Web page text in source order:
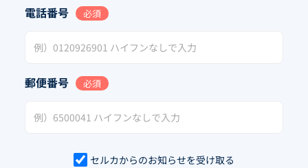
電話番号 必須
郵便番号 必須
セルカからのお知らせを受け取る